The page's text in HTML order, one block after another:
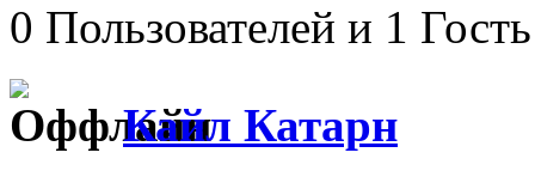
0 Пользователей и 1
Кайл Катарн